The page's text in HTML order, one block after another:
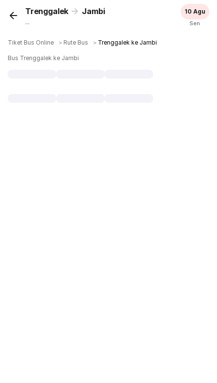
Trenggalek Jambi
...
10 Agu
Sen
Tiket Bus Online ＞ Rute Bus ＞ Trenggalek ke Jambi
Bus Trenggalek ke Jambi